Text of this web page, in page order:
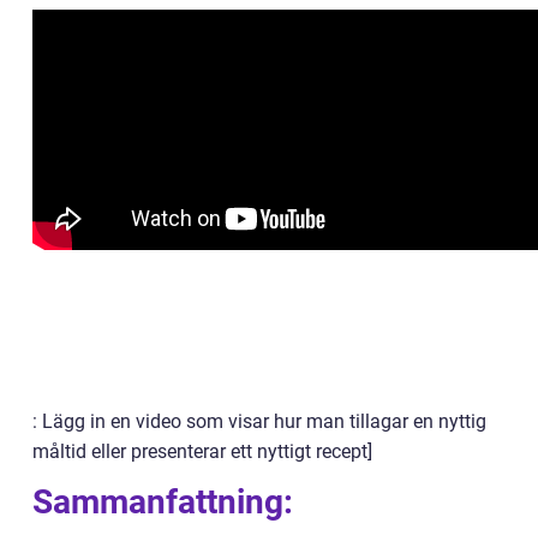
: Lägg in en video som visar hur man tillagar en nyttig
måltid eller presenterar ett nyttigt recept]
Sammanfattning: